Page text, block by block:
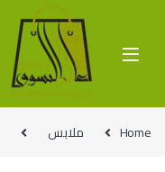
Home ملابس